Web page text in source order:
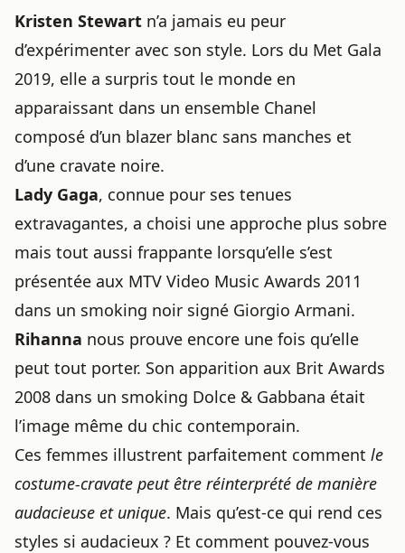
Kristen Stewart n’a jamais eu peur
d’expérimenter avec son style. Lors du Met Gala
2019, elle a surpris tout le monde en
apparaissant dans un ensemble Chanel
composé d’un blazer blanc sans manches et
d’une cravate noire.
Lady Gaga, connue pour ses tenues
extravagantes, a choisi une approche plus sobre
mais tout aussi frappante lorsqu’elle s’est
présentée aux MTV Video Music Awards 2011
dans un smoking noir signé Giorgio Armani.
Rihanna nous prouve encore une fois qu’elle
peut tout porter. Son apparition aux Brit Awards
2008 dans un smoking Dolce & Gabbana était
l’image même du chic contemporain.
Ces femmes illustrent parfaitement comment le
costume-cravate peut être réinterprété de manière
audacieuse et unique. Mais qu’est-ce qui rend ces
styles si audacieux ? Et comment pouvez-vous